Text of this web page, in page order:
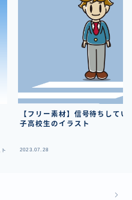
【フリー素材】信号待ちしてい
子高校生のイラスト
2023.07.28